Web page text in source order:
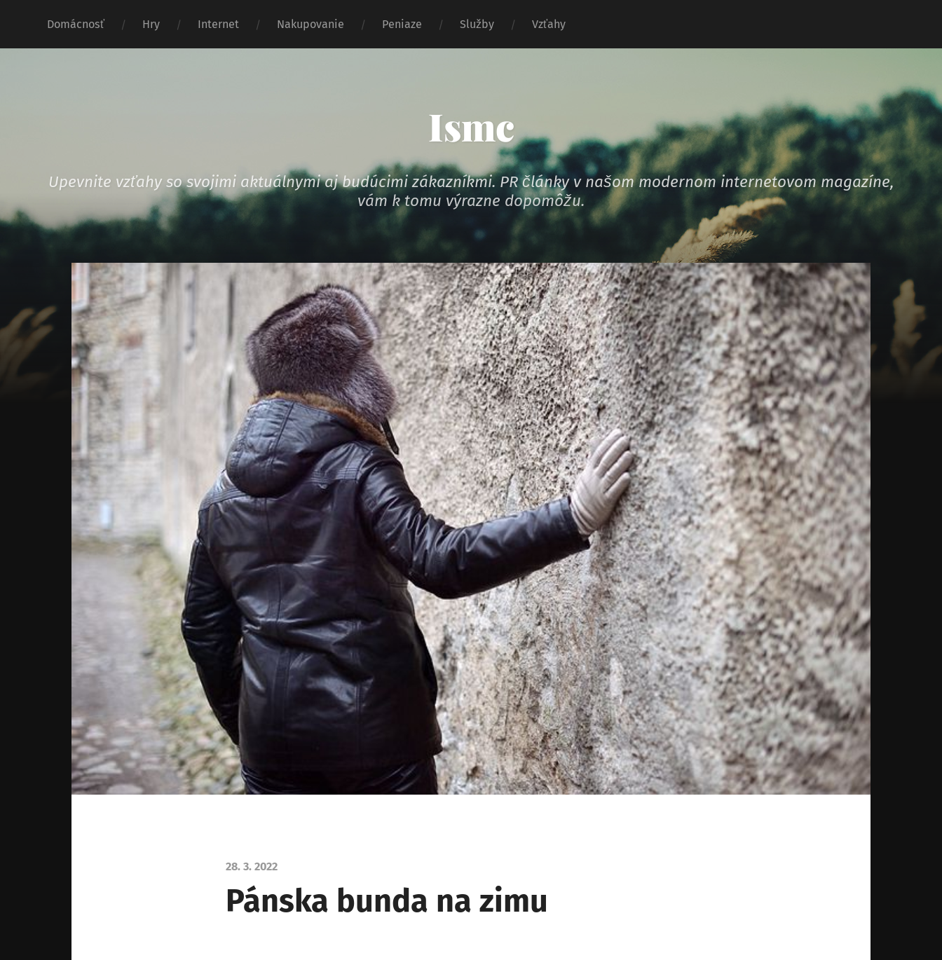
Domácnosť Hry Internet Nakupovanie Peniaze Služby Vzťahy
Ismc
Upevnite vzťahy so svojimi aktuálnymi aj budúcimi zákazníkmi. PR články v našom modernom internetovom magazíne,
vám k tomu výrazne dopomôžu.
28. 3. 2022
Pánska bunda na zimu